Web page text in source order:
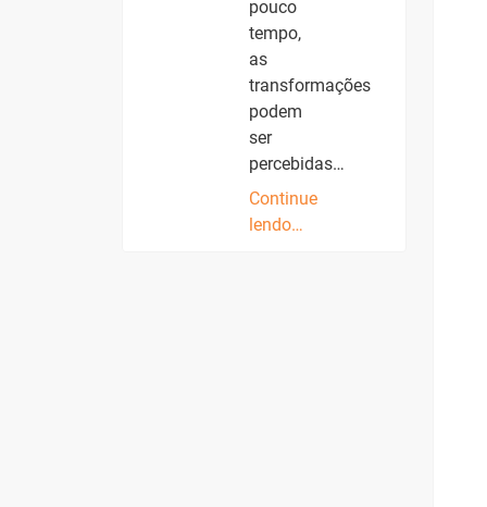
pouco
tempo,
as
transformações
podem
ser
percebidas…
Continue
lendo…